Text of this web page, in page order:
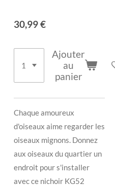
30,99 €
Ajouter
au
panier
Chaque amoureux
d'oiseaux aime regarder les
oiseaux mignons. Donnez
aux oiseaux du quartier un
endroit pour s'installer
avec ce nichoir KG52